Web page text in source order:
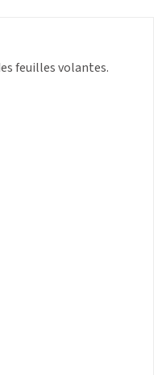
feuilles volantes.